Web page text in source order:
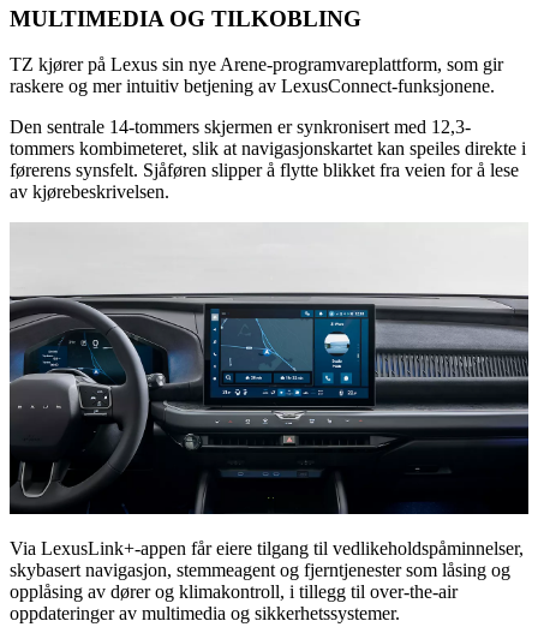
MULTIMEDIA OG TILKOBLING
TZ kjører på Lexus sin nye Arene-programvareplattform, som gir
raskere og mer intuitiv betjening av LexusConnect-funksjonene.
Den sentrale 14-tommers skjermen er synkronisert med 12,3-
tommers kombimeteret, slik at navigasjonskartet kan speiles direkte i
førerens synsfelt. Sjåføren slipper å flytte blikket fra veien for å lese
av kjørebeskrivelsen.
Via LexusLink+-appen får eiere tilgang til vedlikeholdspåminnelser,
skybasert navigasjon, stemmeagent og fjerntjenester som låsing og
opplåsing av dører og klimakontroll, i tillegg til over-the-air
oppdateringer av multimedia og sikkerhetssystemer.